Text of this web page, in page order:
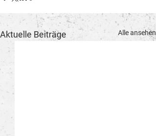
Aktuelle Beiträge Alle ansehen